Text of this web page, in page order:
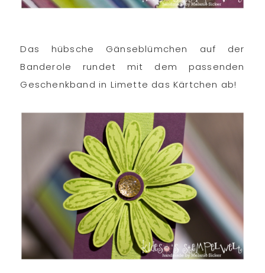
Das hübsche Gänseblümchen auf der
Banderole rundet mit dem passenden
Geschenkband in Limette das Kärtchen ab!